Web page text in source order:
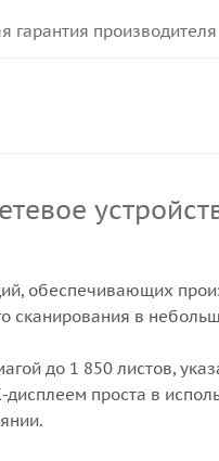
гарантия производителя
обеспечивающих
сканирования в
до 1 850 листов,
проста в